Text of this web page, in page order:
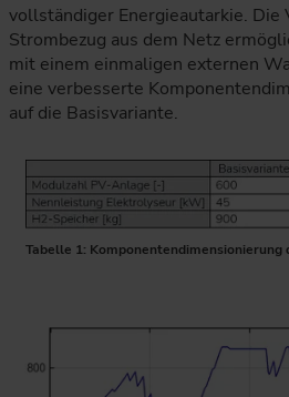
vollständiger Energieautarkie. Die
Strombezug aus dem Netz
mit einem einmaligen externen
eine verbesserte
auf die Basisvariante.
Tabelle 1: Komponentendimensionierung
Die Tabelle vergleicht drei